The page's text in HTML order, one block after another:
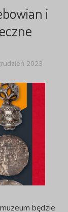
i
2023
będzie